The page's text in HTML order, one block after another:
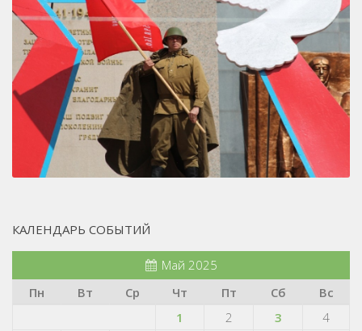
КАЛЕНДАРЬ СОБЫТИЙ
Май 2025
Пн
Вт Ср Чт Пт Сб Вс
1 2 3
4